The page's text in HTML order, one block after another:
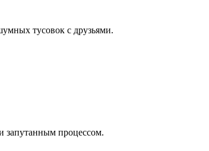
тусовок с друзьями.
запутанным процессом.